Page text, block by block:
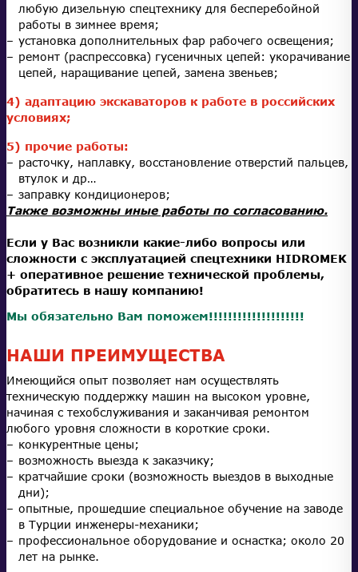
любую дизельную спецтехнику для бесперебойной
работы в зимнее время;
установка дополнительных фар рабочего освещения;
ремонт (распрессовка) гусеничных цепей: укорачивание
цепей, наращивание цепей, замена звеньев;
4) адаптацию экскаваторов к работе в российских
условиях;
5) прочие работы:
расточку, наплавку, восстановление отверстий пальцев,
втулок и др…
заправку кондиционеров;
Также возможны иные работы по согласованию.
Если у Вас возникли какие-либо вопросы или
сложности с эксплуатацией спецтехники HIDROMEK
+ оперативное решение технической проблемы,
обратитесь в нашу компанию!
Мы обязательно Вам поможем!!!!!!!!!!!!!!!!!!!!
НАШИ ПРЕИМУЩЕСТВА
Имеющийся опыт позволяет нам осуществлять
техническую поддержку машин на высоком уровне,
начиная с техобслуживания и заканчивая ремонтом
любого уровня сложности в короткие сроки.
конкурентные цены;
возможность выезда к заказчику;
кратчайшие сроки (возможность выездов в выходные
дни);
опытные, прошедшие специальное обучение на заводе
в Турции инженеры-механики;
профессиональное оборудование и оснастка; около 20
лет на рынке.